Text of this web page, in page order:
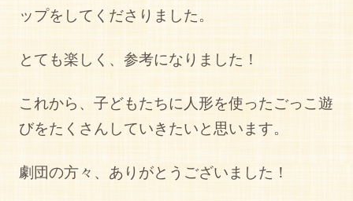
ップをしてくださりました。
とても楽しく、参考になりました！
これから、子どもたちに人形を使ったごっこ遊
びをたくさんしていきたいと思います。
劇団の方々、ありがとうございました！